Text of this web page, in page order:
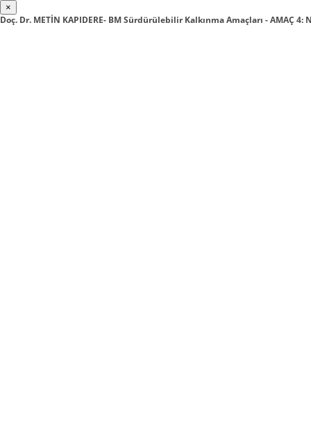
×
Doç. Dr. METİN KAPIDERE- BM Sürdürülebilir Kalkınma Amaçları - AMAÇ 4: